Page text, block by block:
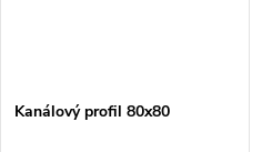
Kanálový profil 80x80